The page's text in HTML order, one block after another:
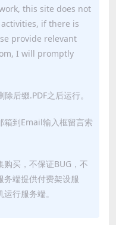
this site does not
if there is
provide relevant
I will promptly
后缀.PDF之后运行。
箱到Email输入框留言索
买，不保证BUG，不
务端提供付费架设服
行服务端。